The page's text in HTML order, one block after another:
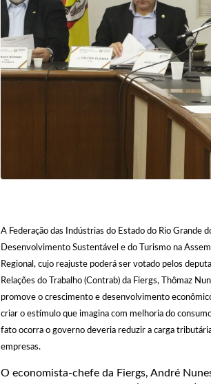
A Federação das Indústrias do Estado do Rio Grande
Desenvolvimento Sustentável e do Turismo na
Regional, cujo reajuste poderá ser votado pelos
Relações do Trabalho (Contrab) da Fiergs, Thômaz
promove o crescimento e desenvolvimento
criar o estímulo que imagina com melhoria do
fato ocorra o governo deveria reduzir a carga
empresas.
O economista-chefe da Fiergs, André